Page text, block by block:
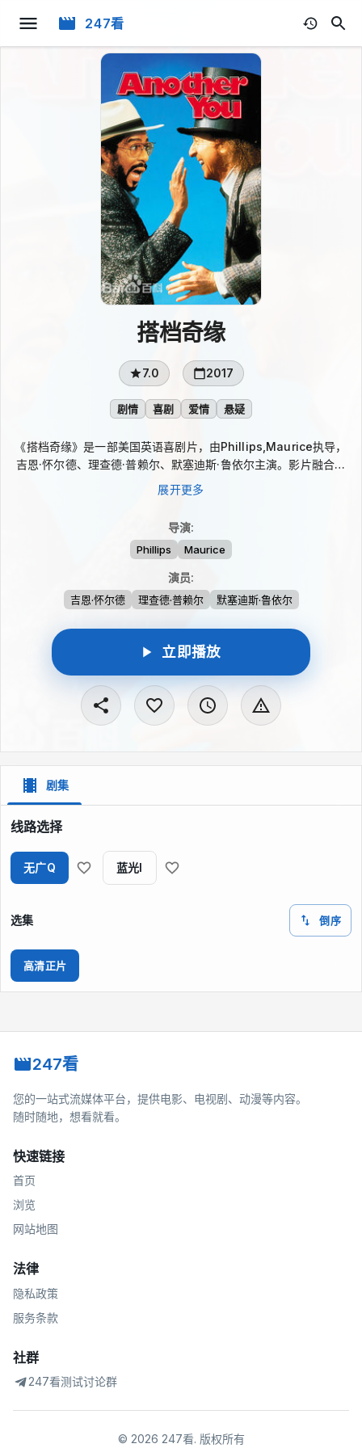
247看
搭档奇缘
7.0 2017
剧情 喜剧 爱情 悬疑
《搭档奇缘》是一部美国英语喜剧片，由Phillips,Maurice执导，
吉恩·怀尔德、理查德·普赖尔、默塞迪斯·鲁依尔主演。影片融合剧
情、喜剧、爱情与悬疑元素，以一段充满意外的搭档经历为线索，
在人物碰撞与情节转折中呈现轻松又带悬念的故事气质。
展开更多
导演:
Phillips Maurice
演员:
吉恩·怀尔德 理查德·普赖尔 默塞迪斯·鲁依尔
立即播放
剧集
线路选择
无广Q 蓝光I
选集 倒序
高清正片
247看
您的一站式流媒体平台，提供电影、电视剧、动漫等内容。
随时随地，想看就看。
快速链接
首页
浏览
网站地图
法律
隐私政策
服务条款
社群
247看测试讨论群
© 2026 247看. 版权所有